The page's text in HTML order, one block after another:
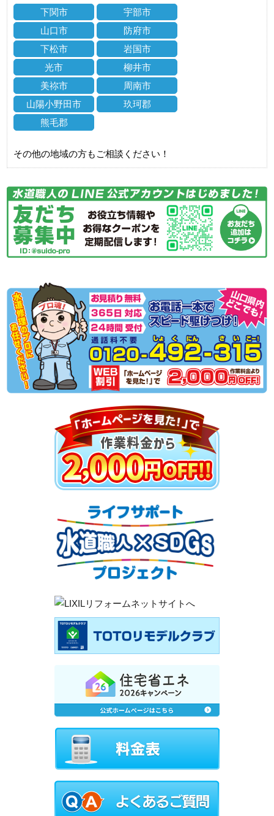
下関市
宇部市
山口市
防府市
下松市
岩国市
光市
柳井市
美祢市
周南市
山陽小野田市
玖珂郡
熊毛郡
その他の地域の方もご相談ください！